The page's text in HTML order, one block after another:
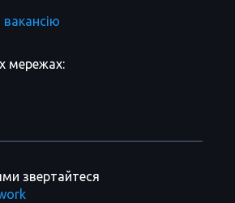
мережах:
вакансію
звертайтеся